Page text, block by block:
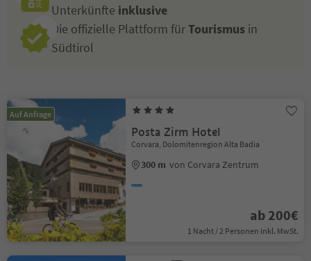
Unterkünfte inklusive
Die offizielle Plattform fürTourismus in
Südtirol
Auf Anfrage
Posta Zirm Hotel
Corvara, Dolomitenregion Alta Badia
300 m von Corvara Zentrum
ab 200€
1 Nacht / 2 Personen Inkl. MwSt.